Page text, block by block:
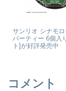
サンリオ シナモ
パーティー 6個入
ト]が好評発売中
コメント